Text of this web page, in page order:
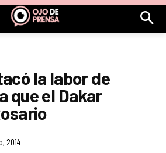
la labor de
que el Dakar
2014